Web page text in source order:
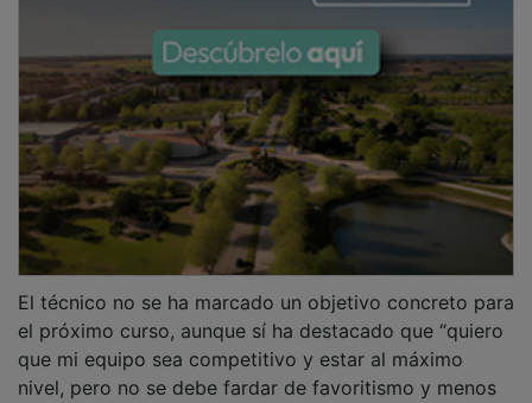
el próximo curso, aunque sí ha destacado que “quiero
que mi equipo sea competitivo y estar al máximo
nivel, pero no se debe fardar de favoritismo y menos